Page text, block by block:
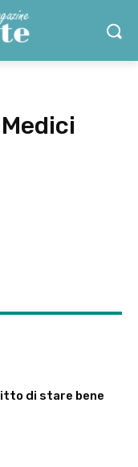
di stare bene